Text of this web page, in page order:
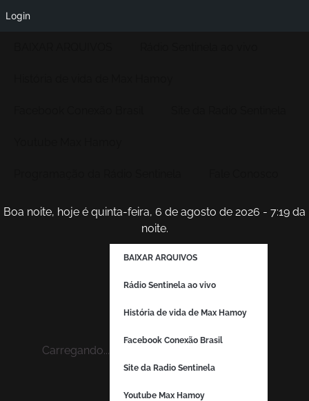
Boa noite, hoje é quinta-feira, 6 de agosto de 2026 - 7:19 da
noite.
Carregando...
BAIXAR ARQUIVOS
Rádio Sentinela ao vivo
História de vida de Max Hamoy
Facebook Conexão Brasil
Site da Radio Sentinela
Youtube Max Hamoy
Login